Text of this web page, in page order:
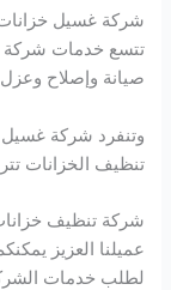
شركة غسيل خزانات
تتسع خدمات شركة
صيانة وإصلاح
وتنفرد شركة
تنظيف الخزانات
شركة تنظيف
عميلنا العزيز
لطلب خدمات